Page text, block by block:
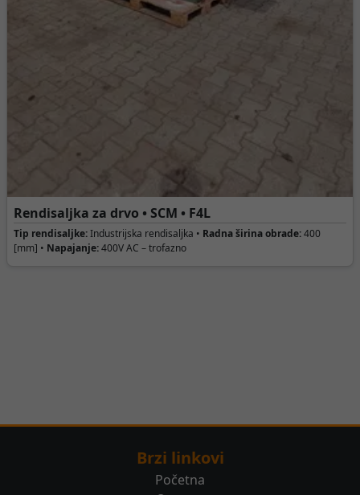
Rendisaljka za drvo • SCM • F4L
Tip rendisaljke:Industrijska rendisaljka • Radna širina obrade:400
[mm] • Napajanje:400V AC – trofazno
Brzi linkovi
Početna